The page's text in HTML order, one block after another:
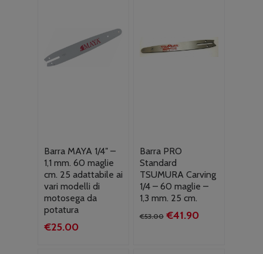
Barra MAYA 1/4″ –
1,1 mm. 60 maglie
cm. 25 adattabile ai
vari modelli di
motosega da
potatura
€25.00
Barra PRO
Standard
TSUMURA Carving
1/4 – 60 maglie –
1,3 mm. 25 cm.
€53.00 Il
€41.90Il